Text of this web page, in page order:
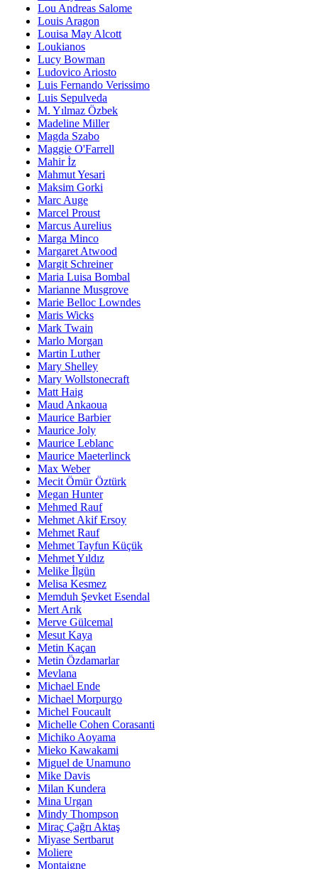
Lou Andreas Salome
Louis Aragon
Louisa May Alcott
Loukianos
Lucy Bowman
Ludovico Ariosto
Luis Fernando Verissimo
Luis Sepulveda
M. Yılmaz Özbek
Madeline Miller
Magda Szabo
Maggie O'Farrell
Mahir İz
Mahmut Yesari
Maksim Gorki
Marc Auge
Marcel Proust
Marcus Aurelius
Marga Minco
Margaret Atwood
Margit Schreiner
Maria Luisa Bombal
Marianne Musgrove
Marie Belloc Lowndes
Maris Wicks
Mark Twain
Marlo Morgan
Martin Luther
Mary Shelley
Mary Wollstonecraft
Matt Haig
Maud Ankaoua
Maurice Barbier
Maurice Joly
Maurice Leblanc
Maurice Maeterlinck
Max Weber
Mecit Ömür Öztürk
Megan Hunter
Mehmed Rauf
Mehmet Akif Ersoy
Mehmet Rauf
Mehmet Tayfun Küçük
Mehmet Yıldız
Melike İlgün
Melisa Kesmez
Memduh Şevket Esendal
Mert Arık
Merve Gülcemal
Mesut Kaya
Metin Kaçan
Metin Özdamarlar
Mevlana
Michael Ende
Michael Morpurgo
Michel Foucault
Michelle Cohen Corasanti
Michiko Aoyama
Mieko Kawakami
Miguel de Unamuno
Mike Davis
Milan Kundera
Mina Urgan
Mindy Thompson
Miraç Çağrı Aktaş
Miyase Sertbarut
Moliere
Montaigne